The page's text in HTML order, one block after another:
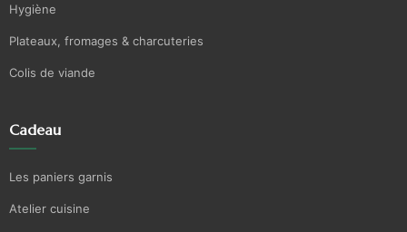
Hygiène
Plateaux, fromages & charcuteries
Colis de viande
Cadeau
Les paniers garnis
Atelier cuisine